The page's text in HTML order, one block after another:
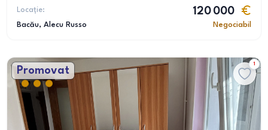
Locație:
Bacău, Alecu Russo
120 000
Negociabil
Promovat
1